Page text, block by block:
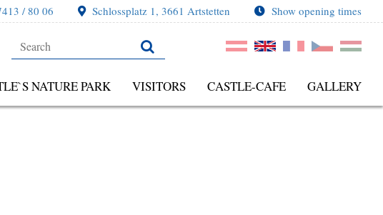
/ 80 06 Schlossplatz 1, 3661 Artstetten Show opening times
NATURE PARK VISITORS CASTLE-CAFE GALLERY